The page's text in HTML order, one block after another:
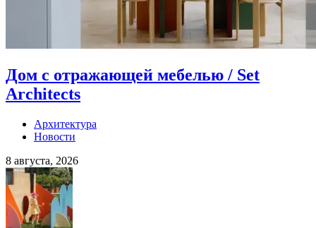
Дом с отражающей мебелью / Set
Architects
Архитектура
Новости
8 августа, 2026